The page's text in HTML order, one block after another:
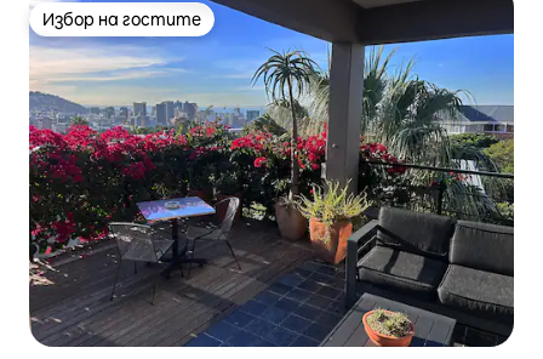
Избор на гостите
Избор на гостите